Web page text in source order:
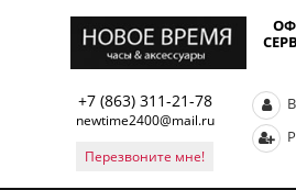
+7 (863) 311-21-78
newtime2400@mail.ru
Перезвоните мне!